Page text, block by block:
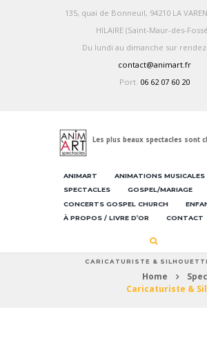
135, quai de Bonneuil, 94210 LA
HILAIRE (Saint-Maur-des-
Du lundi au dimanche sur
contact@animart.fr
Port. 06 62 07 60 20
Les plus beaux spectacles sont
ANIMART
ANIMATIONS MUSICALES
SPECTACLES
GOSPEL/MARIAGE
CONCERTS GOSPEL CHURCH
À PROPOS / LIVRE D’OR
CONTACT
CARICATURISTE &
Home
Caricaturiste &